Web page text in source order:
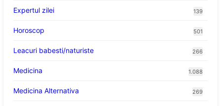
Expertul zilei 139
Horoscop 501
Leacuri babesti/naturiste 266
Medicina 1.088
Medicina Alternativa 269